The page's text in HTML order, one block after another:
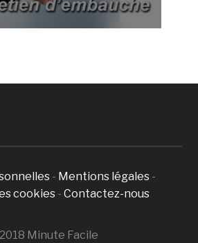
- Mentions légales -
cookies - Contactez-nous
Minute Facile